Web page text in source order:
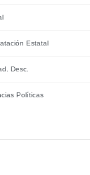
Estatal
Desc.
Políticas